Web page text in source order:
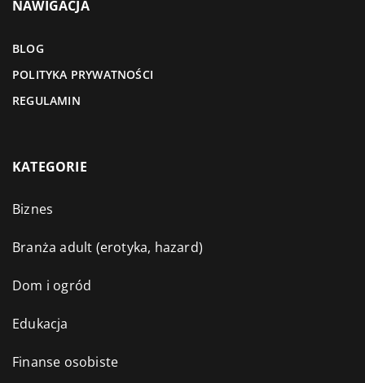
NAWIGACJA
BLOG
POLITYKA PRYWATNOŚCI
REGULAMIN
KATEGORIE
Biznes
Branża adult (erotyka, hazard)
Dom i ogród
Edukacja
Finanse osobiste